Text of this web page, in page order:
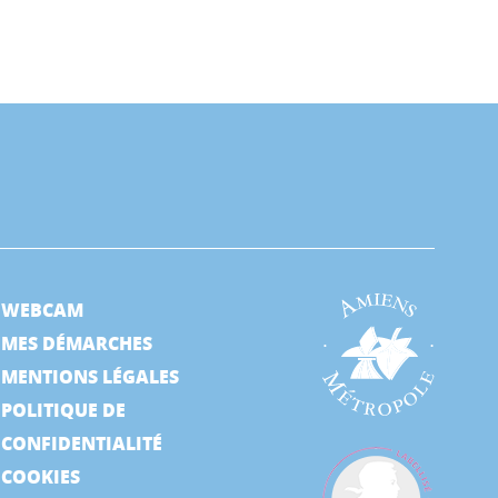
WEBCAM
MES DÉMARCHES
MENTIONS LÉGALES
POLITIQUE DE
CONFIDENTIALITÉ
COOKIES